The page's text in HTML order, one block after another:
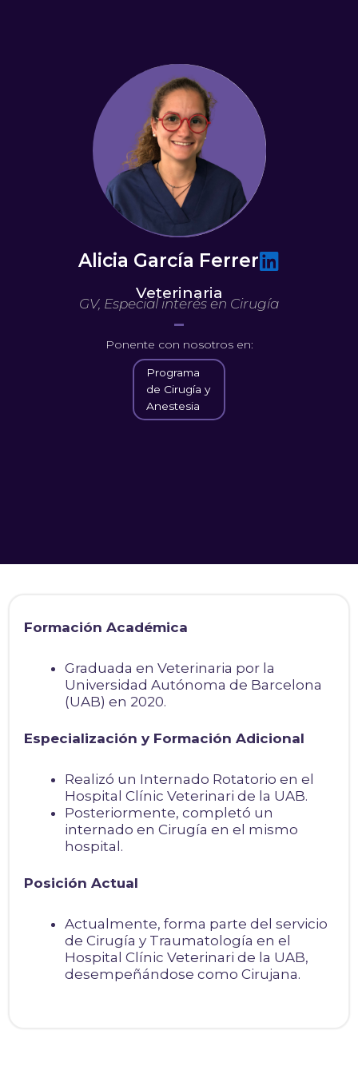
Alicia García Ferrer
Veterinaria
GV, Especial interés en Cirugía
Ponente con nosotros en:
Programa
de Cirugía y
Anestesia
Formación Académica
Graduada en Veterinaria por la
Universidad Autónoma de Barcelona
(UAB) en 2020.
Especialización y Formación Adicional
Realizó un Internado Rotatorio en el
Hospital Clínic Veterinari de la UAB.
Posteriormente, completó un
internado en Cirugía en el mismo
hospital.
Posición Actual
Actualmente, forma parte del servicio
de Cirugía y Traumatología en el
Hospital Clínic Veterinari de la UAB,
desempeñándose como Cirujana.